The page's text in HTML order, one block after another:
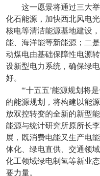
这一愿景将通过三大
化石能源，加快西北风电
核电等清洁能源基地建设
能、海洋能等新能源；二
动煤电由基础保障性电源
设新型电力系统，确保绿
好。
“‘十五五’能源规划将
的能源规划，将构建以能
放双控转变的全新的新型
能源与统计研究所原所长
展，既消费电能又生产电
体化、绿电直供、交通领
化工领域绿电制氢等新业
要力量。